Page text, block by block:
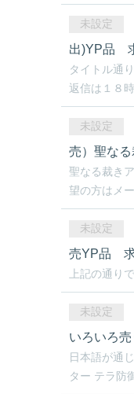
未設定
出)YP品
タイト
返信は１８
未設定
売）聖な
聖なる裁き
望の方はメ
未設定
売YP品
上記の通り
未設定
いろいろ
日本語が通
ター テラ防